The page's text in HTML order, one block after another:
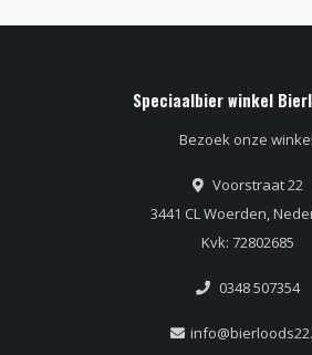
Speciaalbier winkel
Bezoek onze
Voorstraat 22
3441 CL Woerden,
Kvk: 72802685
0348 507354